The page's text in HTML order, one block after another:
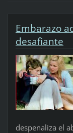
Embarazo
desafiante
despenaliza el